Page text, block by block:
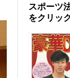
スポーツ
をクリッ